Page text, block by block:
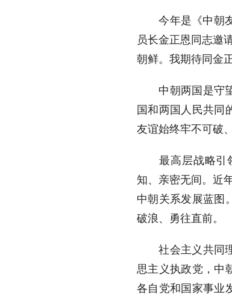
今年是《中朝友
员长金正恩同志邀
朝鲜。我期待同金
中朝两国是守望
国和两国人民共同
友谊始终牢不可破
最高层战略引领
知、亲密无间。近
中朝关系发展蓝图
破浪、勇往直前。
社会主义共同理
思主义执政党，中
各自党和国家事业